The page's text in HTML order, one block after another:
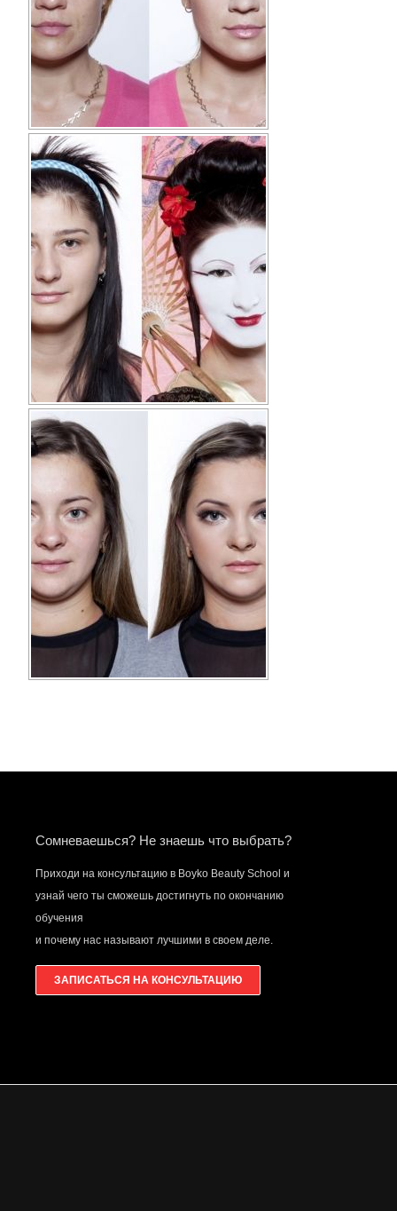
Сомневаешься? Не знаешь что выбрать?
Приходи на консультацию в Boyko Beauty School и
узнай чего ты сможешь достигнуть по окончанию
обучения
и почему нас называют лучшими в своем деле.
ЗАПИСАТЬСЯ НА КОНСУЛЬТАЦИЮ